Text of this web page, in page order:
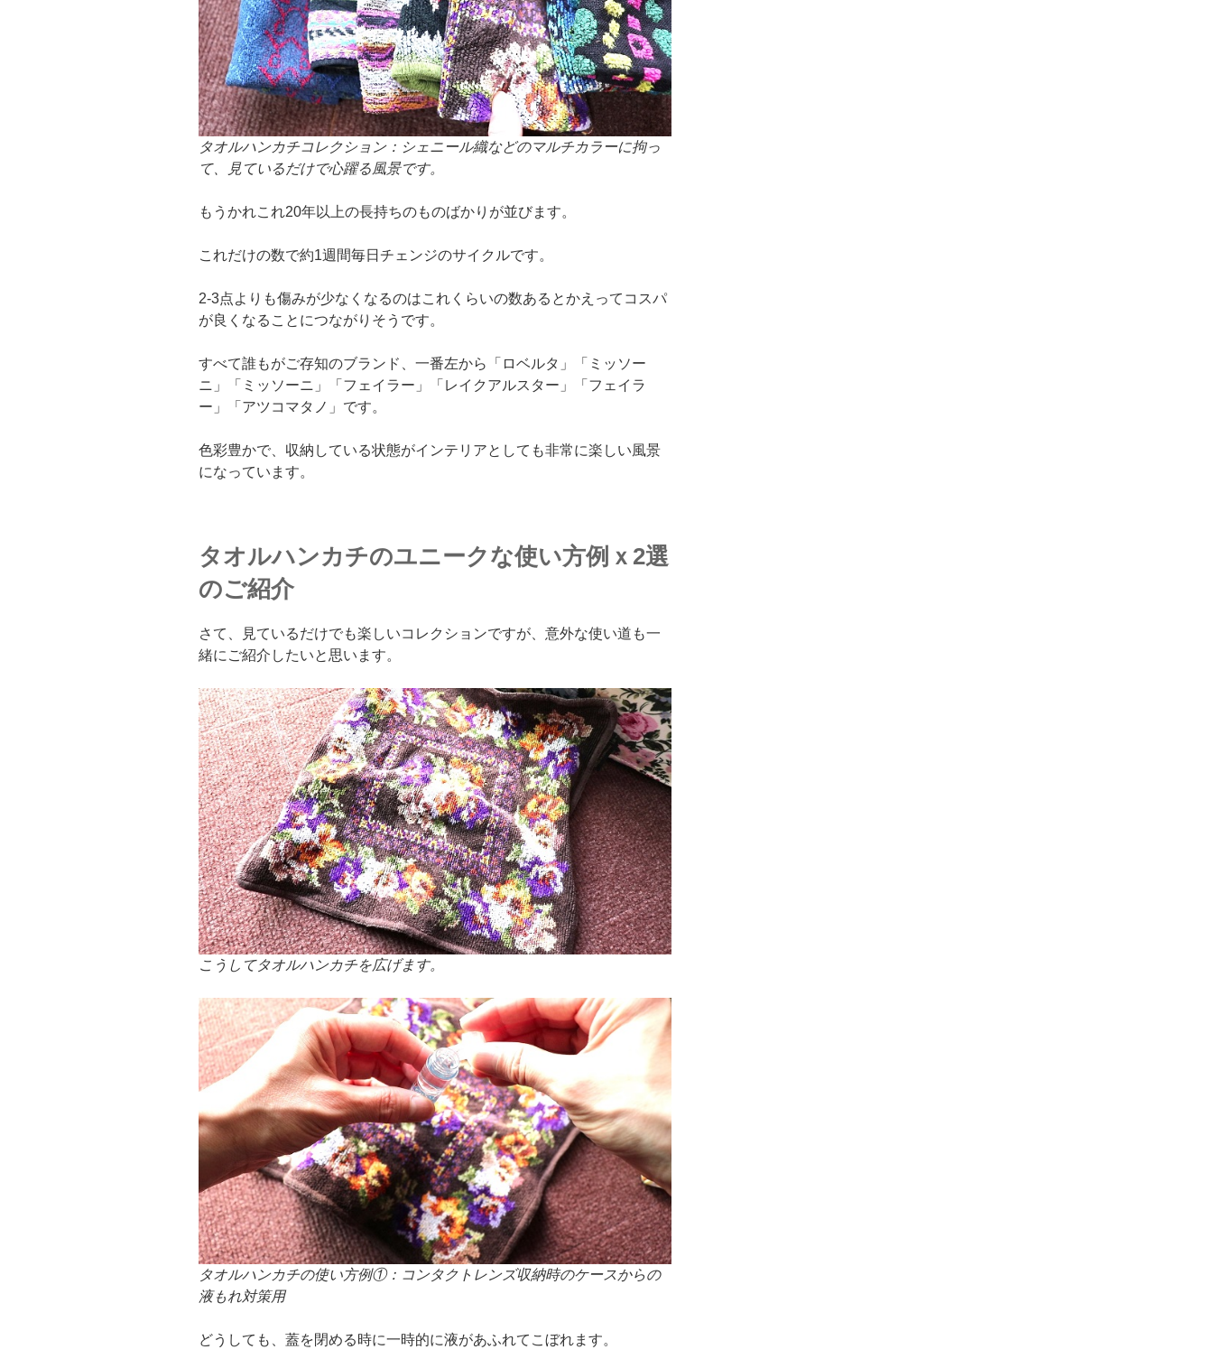
タオルハンカチコレクション：シェニール織などのマルチカラーに拘っ
て、見ているだけで心躍る風景です。
もうかれこれ20年以上の長持ちのものばかりが並びます。
これだけの数で約1週間毎日チェンジのサイクルです。
2-3点よりも傷みが少なくなるのはこれくらいの数あるとかえってコスパ
が良くなることにつながりそうです。
すべて誰もがご存知のブランド、一番左から「ロベルタ」「ミッソー
ニ」「ミッソーニ」「フェイラー」「レイクアルスター」「フェイラ
ー」「アツコマタノ」です。
色彩豊かで、収納している状態がインテリアとしても非常に楽しい風景
になっています。
タオルハンカチのユニークな使い方例ｘ2選
のご紹介
さて、見ているだけでも楽しいコレクションですが、意外な使い道も一
緒にご紹介したいと思います。
こうしてタオルハンカチを広げます。
タオルハンカチの使い方例①：コンタクトレンズ収納時のケースからの
液もれ対策用
どうしても、蓋を閉める時に一時的に液があふれてこぼれます。